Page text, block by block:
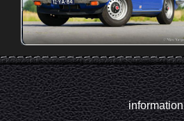
information